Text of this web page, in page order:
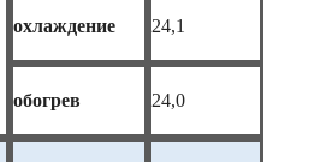
охлаждение 24,1
обогрев 24,0